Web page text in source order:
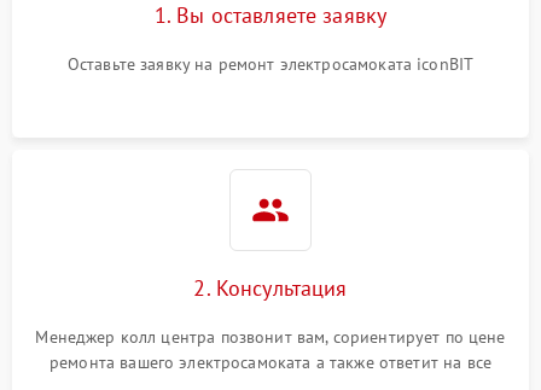
1. Вы оставляете заявку
Оставьте заявку на ремонт электросамоката iconBIT
2. Консультация
Менеджер колл центра позвонит вам, сориентирует по цене
ремонта вашего электросамоката а также ответит на все